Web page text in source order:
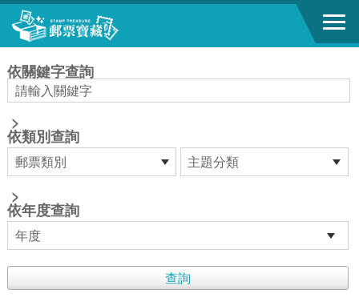
跳到主要內容區塊
依關鍵字查詢
>
依類別查詢
>
依年度查詢